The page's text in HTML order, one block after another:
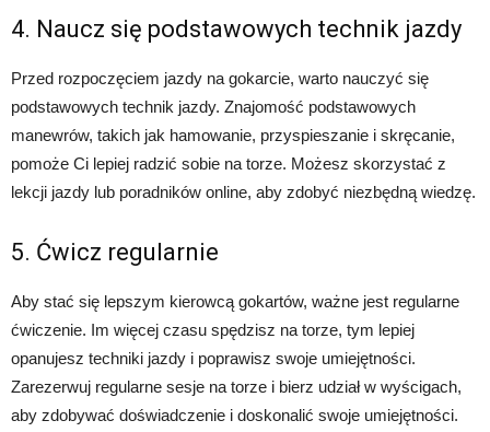
4. Naucz się podstawowych technik jazdy
Przed rozpoczęciem jazdy na gokarcie, warto nauczyć się
podstawowych technik jazdy. Znajomość podstawowych
manewrów, takich jak hamowanie, przyspieszanie i skręcanie,
pomoże Ci lepiej radzić sobie na torze. Możesz skorzystać z
lekcji jazdy lub poradników online, aby zdobyć niezbędną wiedzę.
5. Ćwicz regularnie
Aby stać się lepszym kierowcą gokartów, ważne jest regularne
ćwiczenie. Im więcej czasu spędzisz na torze, tym lepiej
opanujesz techniki jazdy i poprawisz swoje umiejętności.
Zarezerwuj regularne sesje na torze i bierz udział w wyścigach,
aby zdobywać doświadczenie i doskonalić swoje umiejętności.